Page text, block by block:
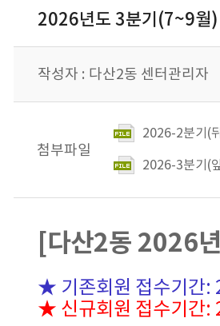
2026년도 3분기(7~9월)
작성자 : 다산2동 센터관리자
첨부파일
2026-2분기(
2026-3분기(
[다산2동 2026
★ 기존회원 접수기간:
★ 신규회원 접수기간: